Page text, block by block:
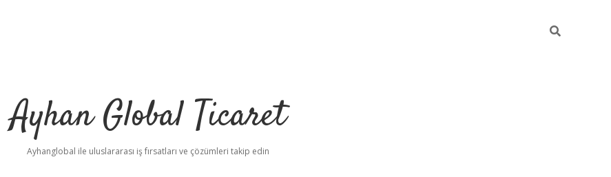
Ayhan Global Ticaret
Ayhanglobal ile uluslararası iş fırsatları ve çözümleri takip edin